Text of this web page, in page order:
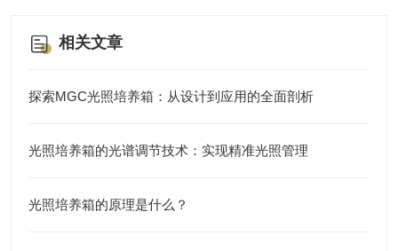
相关文章
探索MGC光照培养箱：从设计到应用的全面剖析
光照培养箱的光谱调节技术：实现精准光照管理
光照培养箱的原理是什么？